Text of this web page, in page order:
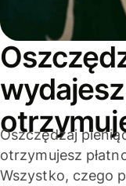
Oszczędzaj
otrzymujesz
Wszystko, czego